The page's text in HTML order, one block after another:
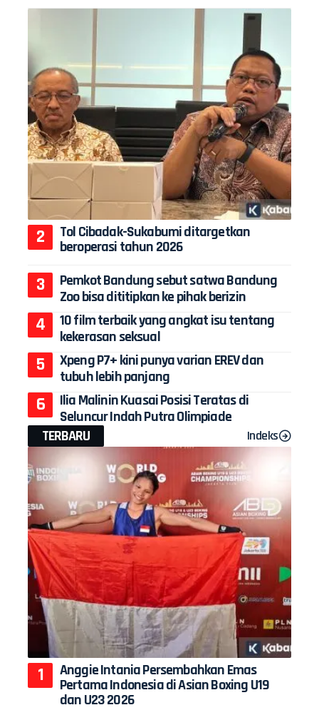
Tol Cibadak-Sukabumi ditargetkan
beroperasi tahun 2026
Pemkot Bandung sebut satwa Bandung
Zoo bisa dititipkan ke pihak berizin
10 film terbaik yang angkat isu tentang
kekerasan seksual
Xpeng P7+ kini punya varian EREV dan
tubuh lebih panjang
Ilia Malinin Kuasai Posisi Teratas di
Seluncur Indah Putra Olimpiade
TERBARU
Indeks
Anggie Intania Persembahkan Emas
Pertama Indonesia di Asian Boxing U19
dan U23 2026